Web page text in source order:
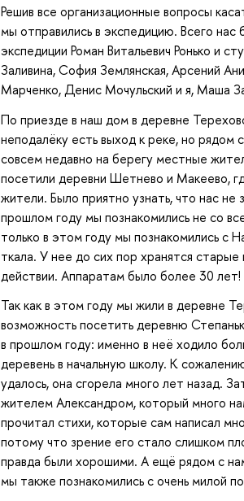
Решив все организационные вопросы
мы отправились в экспедицию. Всего нас
экспедиции Роман Витальевич Ронько и
Заливина, София Землянская, Арсений
Марченко, Денис Мочульский и я, Маша
По приезде в наш дом в деревне
неподалёку есть выход к реке, но
совсем недавно на берегу местные
посетили деревни Шетнево и Макеево,
жители. Было приятно узнать, что нас не
прошлом году мы познакомились не со
только в этом году мы познакомились с
ткала. У нее до сих пор хранятся старые
действии. Аппаратам было более 30 лет!
Так как в этом году мы жили в деревне
возможность посетить деревню
в прошлом году: именно в неё ходило
деревень в начальную школу. К
удалось, она сгорела много лет назад.
жителем Александром, который много
прочитал стихи, которые сам написал
потому что зрение его стало слишком
правда были хорошими. А ещё рядом с
мы также познакомились с очень милой